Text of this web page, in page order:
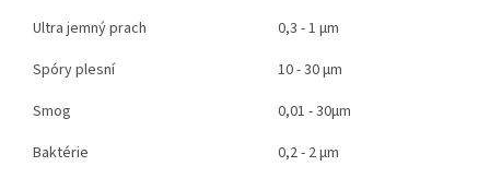
Ultra jemný prach
0,3 - 1 μm
Spóry plesní
10 - 30 μm
Smog
0,01 - 30μm
Baktérie
0,2 - 2 μm